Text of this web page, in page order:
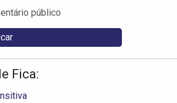
público
Fica: